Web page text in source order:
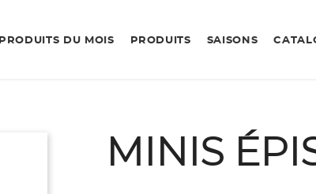
PRODUITS DU MOIS PRODUITS SAISONS
MINIS